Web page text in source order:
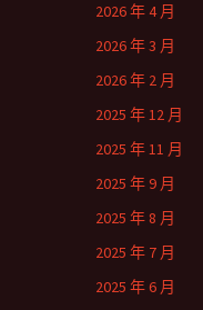
2026 年 4 月
2026 年 3 月
2026 年 2 月
2025 年 12 月
2025 年 11 月
2025 年 9 月
2025 年 8 月
2025 年 7 月
2025 年 6 月